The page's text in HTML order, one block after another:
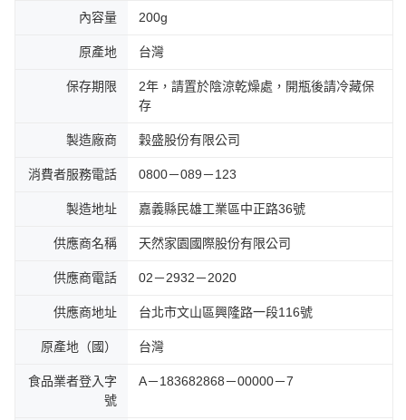
內容量 200g
原產地 台灣
保存期限
2年，請置於陰涼乾燥處，開瓶後請冷藏保
存
製造廠商 穀盛股份有限公司
消費者服務電話 0800－089－123
製造地址 嘉義縣民雄工業區中正路36號
供應商名稱 天然家園國際股份有限公司
供應商電話 02－2932－2020
供應商地址 台北市文山區興隆路一段116號
原產地（國） 台灣
食品業者登入字
號
A－183682868－00000－7